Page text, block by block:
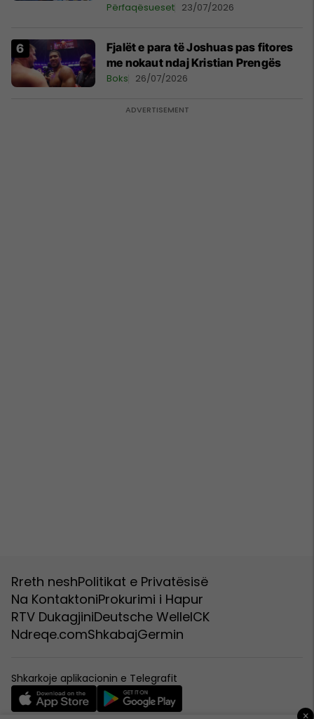
Përfaqësueset 23/07/2026
Fjalët e para të Joshuas pas fitores
me nokaut ndaj Kristian Prengës
Boks 26/07/2026
Rreth neshPolitikat e Privatësisë
Na KontaktoniProkurimi i Hapur
RTV DukagjiniDeutsche WelleICK
Ndreqe.comShkabajGermin
Shkarkoje aplikacionin e Telegrafit
×